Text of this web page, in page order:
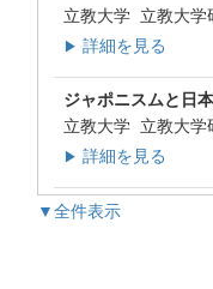
立教大学 立教大学
▶ 詳細を見る
ジャポニスムと日
立教大学 立教大学
▶ 詳細を見る
▼全件表示